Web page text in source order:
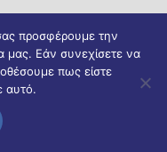
Όροι Χρήσης
προσφέρουμε την
μας. Εάν συνεχίσετε να
πως είστε
αυτό.
A.E.